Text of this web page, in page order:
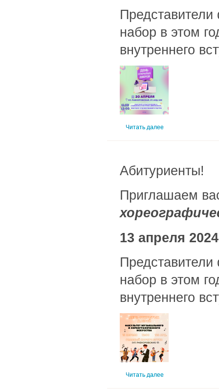
Представители
набор в этом
внутреннего
Читать далее
Абитуриенты!
Приглашаем
13 апреля
Представители
набор в этом
внутреннего
Читать далее